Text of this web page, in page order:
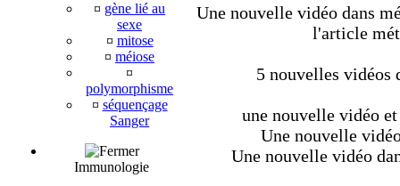
¤ gène lié au
sexe
¤ mitose
¤ méiose
¤
polymorphisme
¤ séquençage
Sanger
Immunologie
Une nouvelle vidéo dans
l'article
5 nouvelles vidéos
une nouvelle vidéo
Une nouvelle
Une nouvelle vidéo